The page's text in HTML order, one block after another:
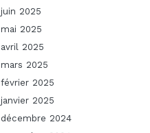
juin 2025
mai 2025
avril 2025
mars 2025
février 2025
janvier 2025
décembre 2024